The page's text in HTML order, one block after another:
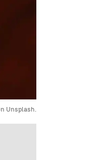
Unsplash.